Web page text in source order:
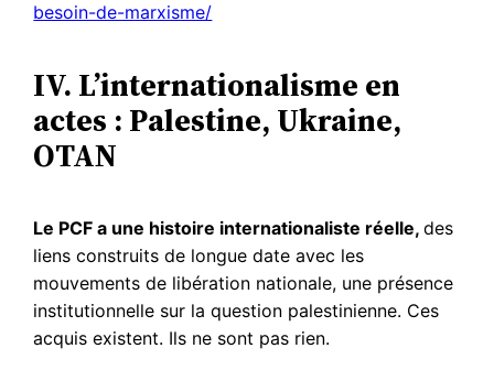
besoin-de-marxisme/
IV. L’internationalisme en
actes : Palestine, Ukraine,
OTAN
Le PCF a une histoire internationaliste réelle,des
liens construits de longue date avec les
mouvements de libération nationale, une présence
institutionnelle sur la question palestinienne. Ces
acquis existent. Ils ne sont pas rien.